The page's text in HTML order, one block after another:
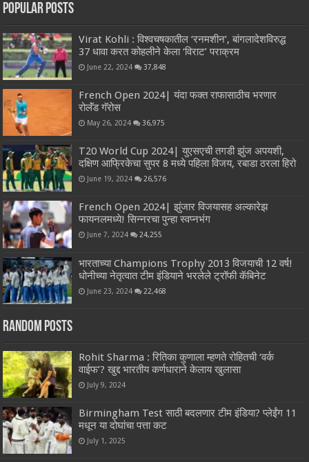
Popular Posts
Virat Kohli : विश्वचषकातील ‘रनमशीन’, बांगलादेशविरुद्ध
37 धावा करत कोहलीने केला ‘विराट’ पराक्रम
June 22, 2024 37,848
French Open 2024| यंदा फक्त राफासाठीच भरणार
रोलॅंड गॅरोस
May 26, 2024 36,975
T20 World Cup 2024| युएसएची तगडी झुंज अपयशी,
दक्षिण आफ्रिकेचा सुपर 8 मध्ये पहिला विजय, रबाडा ठरला हिरो
June 19, 2024 26,576
French Open 2024| झुंजार विजयासह अल्कारेझ
फायनलमध्ये! सिन्नरचा पुन्हा स्वप्नभंग
June 7, 2024 24,255
भारताच्या Champions Trophy 2013 विजयाची 12 वर्ष!
धोनीच्या नेतृत्वात टीम इंडियाने भरलेले ट्रॉफी कॅबिनेट
June 23, 2024 22,468
Random Posts
Rohit Sharma : रितिका कुणाला म्हणते रोहितची ‘वर्क
वाईफ’? खुद्द भारतीय कर्णधाराने केलाय खुलासा
July 9, 2024
Birmingham Test साठी बदलणार टीम इंडिया? प्लेईंग 11
मधून या दोघांचा पत्ता कट
July 1, 2025